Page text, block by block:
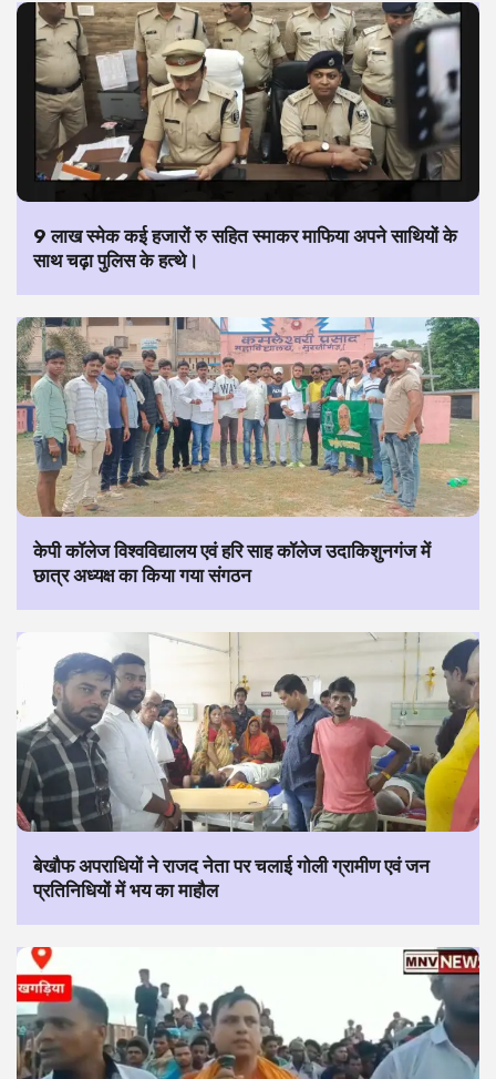
9 लाख स्मेक कई हजारों रु सहित स्माकर माफिया अपने साथियों के
साथ चढ़ा पुलिस के हत्थे।
केपी कॉलेज विश्वविद्यालय एवं हरि साह कॉलेज उदाकिशुनगंज में
छात्र अध्यक्ष का किया गया संगठन
बेखौफ अपराधियों ने राजद नेता पर चलाई गोली ग्रामीण एवं जन
प्रतिनिधियों में भय का माहौल